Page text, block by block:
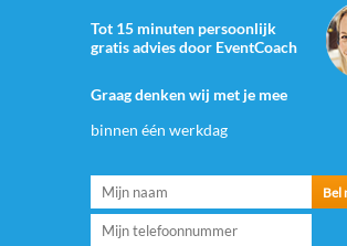
Tot 15 minuten persoonlijk
gratis advies door EventCoach
Graag denken wij met je mee
binnen één werkdag